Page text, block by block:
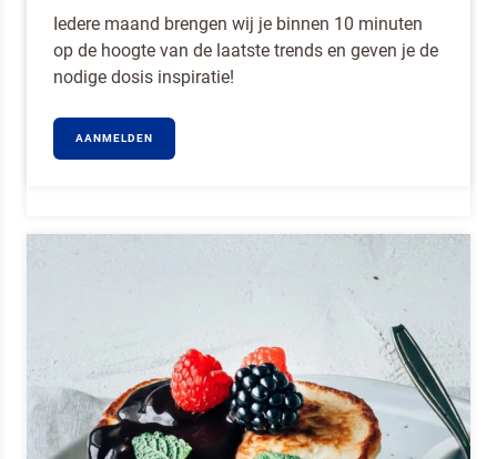
Zelf gemakkelijk pizza’s toevoegen aan jouw
menukaart? Dat kan met de pizza’s van Dr. Oetker
Om spam te bestrijden, selecteer hieronder de
afbeelding van de
Door op versturen te klikken, ga je akkoord met onze voorwaarden .
VERSTUREN
Iedere maand brengen wij je binnen 10 minuten
op de hoogte van de laatste trends en geven je de
nodige dosis inspiratie!
AANMELDEN